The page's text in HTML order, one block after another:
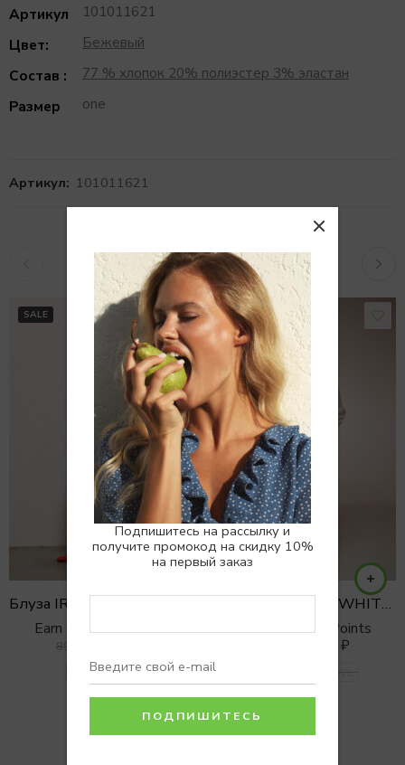
Подпишитесь на рассылку и
получите промокод на скидку 10%
на первый заказ
Артикул
101011621
Цвет:
Бежевый
Состав :
77 % хлопок 20% полиэстер 3% эластан
Размер
one
Артикул: 101011621
Похожие товары
SALE
Earn 0 Reward Points
8900
XS/S S/M
SALE
Рубашка STRONG WHITE с акцентными плечами
Earn 0 Reward Points
₽